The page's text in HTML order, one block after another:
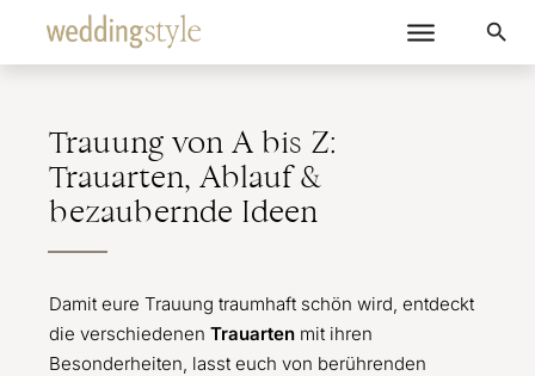
Trauung von A bis Z:
Trauarten, Ablauf &
bezaubernde Ideen
Damit eure Trauung traumhaft schön wird, entdeckt
die verschiedenen Trauarten mit ihren
Besonderheiten, lasst euch von berührenden